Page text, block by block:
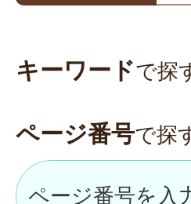
キーワードで探
ページ番号で探